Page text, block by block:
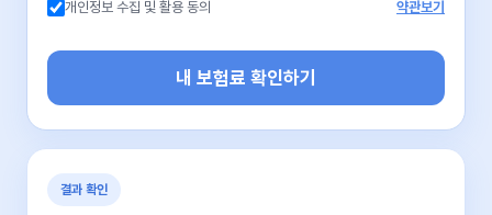
개인정보 수집 및 활용 동의 약관보기
내 보험료 확인하기
결과 확인